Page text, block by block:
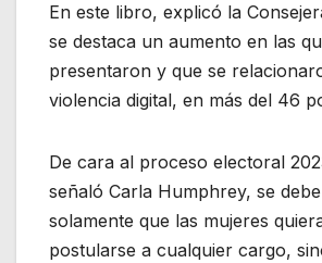
En este libro, explicó la
se destaca un aumento en las
presentaron y que se
violencia digital, en más del 46
De cara al proceso electoral
señaló Carla Humphrey, se
solamente que las mujeres
postularse a cualquier cargo,